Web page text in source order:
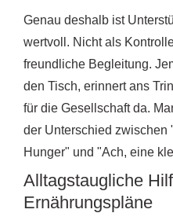
Genau deshalb ist
wertvoll. Nicht als
freundliche Begleitung.
den Tisch, erinnert ans
für die Gesellschaft da.
der Unterschied zwischen
Hunger" und "Ach, eine
Alltagstaugliche
Ernährungspläne